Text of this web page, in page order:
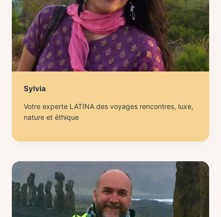
Sylvia
Votre experte LATINA des voyages rencontres, luxe,
nature et éthique